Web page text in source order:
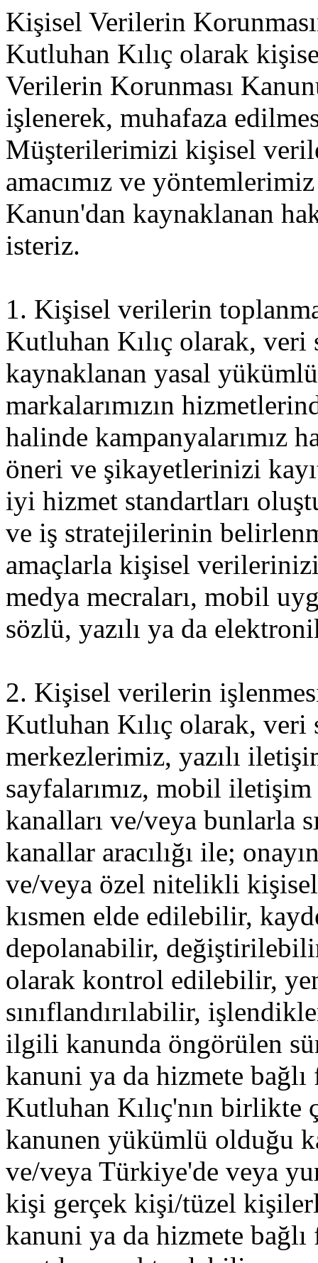
Kişisel Verilerin
Kutluhan Kılıç olarak
Verilerin Korunması
işlenerek, muhafaza
Müşterilerimizi kişisel
amacımız ve
Kanun'dan kaynaklanan
isteriz.
1. Kişisel verilerin
Kutluhan Kılıç olarak, veri
kaynaklanan yasal
markalarımızın
halinde kampanyalarımız
öneri ve şikayetlerinizi
iyi hizmet standartları
ve iş stratejilerinin
amaçlarla kişisel
medya mecraları, mobil
sözlü, yazılı ya da
2. Kişisel verilerin
Kutluhan Kılıç olarak, veri
merkezlerimiz, yazılı
sayfalarımız, mobil
kanalları ve/veya bunlarla
kanallar aracılığı ile;
ve/veya özel nitelikli
kısmen elde edilebilir,
depolanabilir,
olarak kontrol edilebilir,
sınıflandırılabilir,
ilgili kanunda öngörülen
kanuni ya da hizmete
Kutluhan Kılıç'nın birlikte
kanunen yükümlü olduğu
ve/veya Türkiye'de veya
kişi gerçek kişi/tüzel
kanuni ya da hizmete